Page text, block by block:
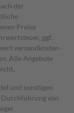
der
Preise
ggf.
versand­kosten­
Alle Angebote
und sonstigen
von